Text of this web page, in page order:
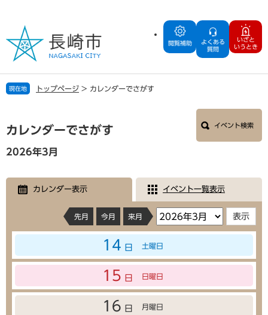
の
で
す
ー
ば
し
文
閲覧補助
よくある
質問
いざと
いうとき
現在地 トップページ > カレンダーでさがす
文
カレンダーでさがす イベント検索
2026年3月
カレンダー表示 イベント一覧表示
先月 今月 来月
14 日 土曜日
15 日 日曜日
16 日 月曜日